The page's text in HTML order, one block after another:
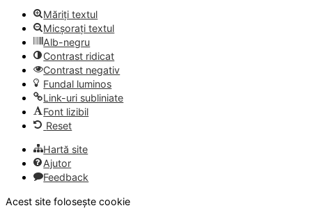
Măriți textul
Micșorați textul
Alb-negru
Contrast ridicat
Contrast negativ
Fundal luminos
Link-uri subliniate
Font lizibil
Reset
Hartă site
Ajutor
Feedback
Acest site folosește cookie